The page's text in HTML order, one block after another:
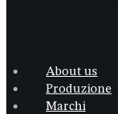
About us
Produzione
Marchi